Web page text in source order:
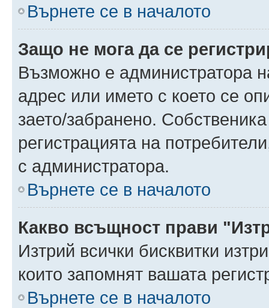
Върнете се в началото
Защо не мога да се
Възможно е администратора
адрес или името с което се
заето/забранено.
регистрацията на
с администратора.
Върнете се в началото
Какво всъщност прави
Изтрий всички бисквитки
които запомнят вашата
Върнете се в началото